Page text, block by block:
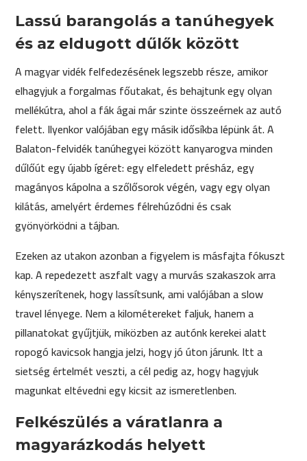
Lassú barangolás a tanúhegyek
és az eldugott dűlők között
A magyar vidék felfedezésének legszebb része, amikor
elhagyjuk a forgalmas főutakat, és behajtunk egy olyan
mellékútra, ahol a fák ágai már szinte összeérnek az autó
felett. Ilyenkor valójában egy másik idősíkba lépünk át. A
Balaton-felvidék tanúhegyei között kanyarogva minden
dűlőút egy újabb ígéret: egy elfeledett présház, egy
magányos kápolna a szőlősorok végén, vagy egy olyan
kilátás, amelyért érdemes félrehúzódni és csak
gyönyörködni a tájban.
Ezeken az utakon azonban a figyelem is másfajta fókuszt
kap. A repedezett aszfalt vagy a murvás szakaszok arra
kényszerítenek, hogy lassítsunk, ami valójában a slow
travel lényege. Nem a kilométereket faljuk, hanem a
pillanatokat gyűjtjük, miközben az autónk kerekei alatt
ropogó kavicsok hangja jelzi, hogy jó úton járunk. Itt a
sietség értelmét veszti, a cél pedig az, hogy hagyjuk
magunkat eltévedni egy kicsit az ismeretlenben.
Felkészülés a váratlanra a
magyarázkodás helyett